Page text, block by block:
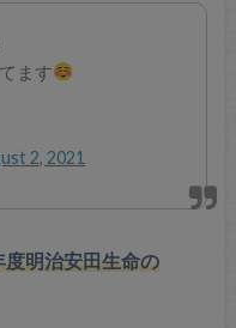
ます
2, 2021
度明治安田生命の